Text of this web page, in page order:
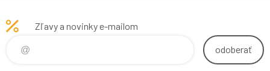
Zľavy a novinky e-mailom
odoberať